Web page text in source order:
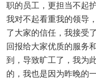
职的员工，更担当不起
我对不起看重我的领导
了大家的信任，我接受
回报给大家优质的服务
到，导致旷工了，我为
的，我也是因为昨晚的